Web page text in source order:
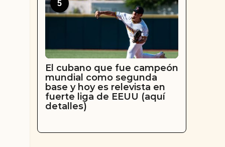
5
El cubano que fue campeón
mundial como segunda
base y hoy es relevista en
fuerte liga de EEUU (aquí
detalles)